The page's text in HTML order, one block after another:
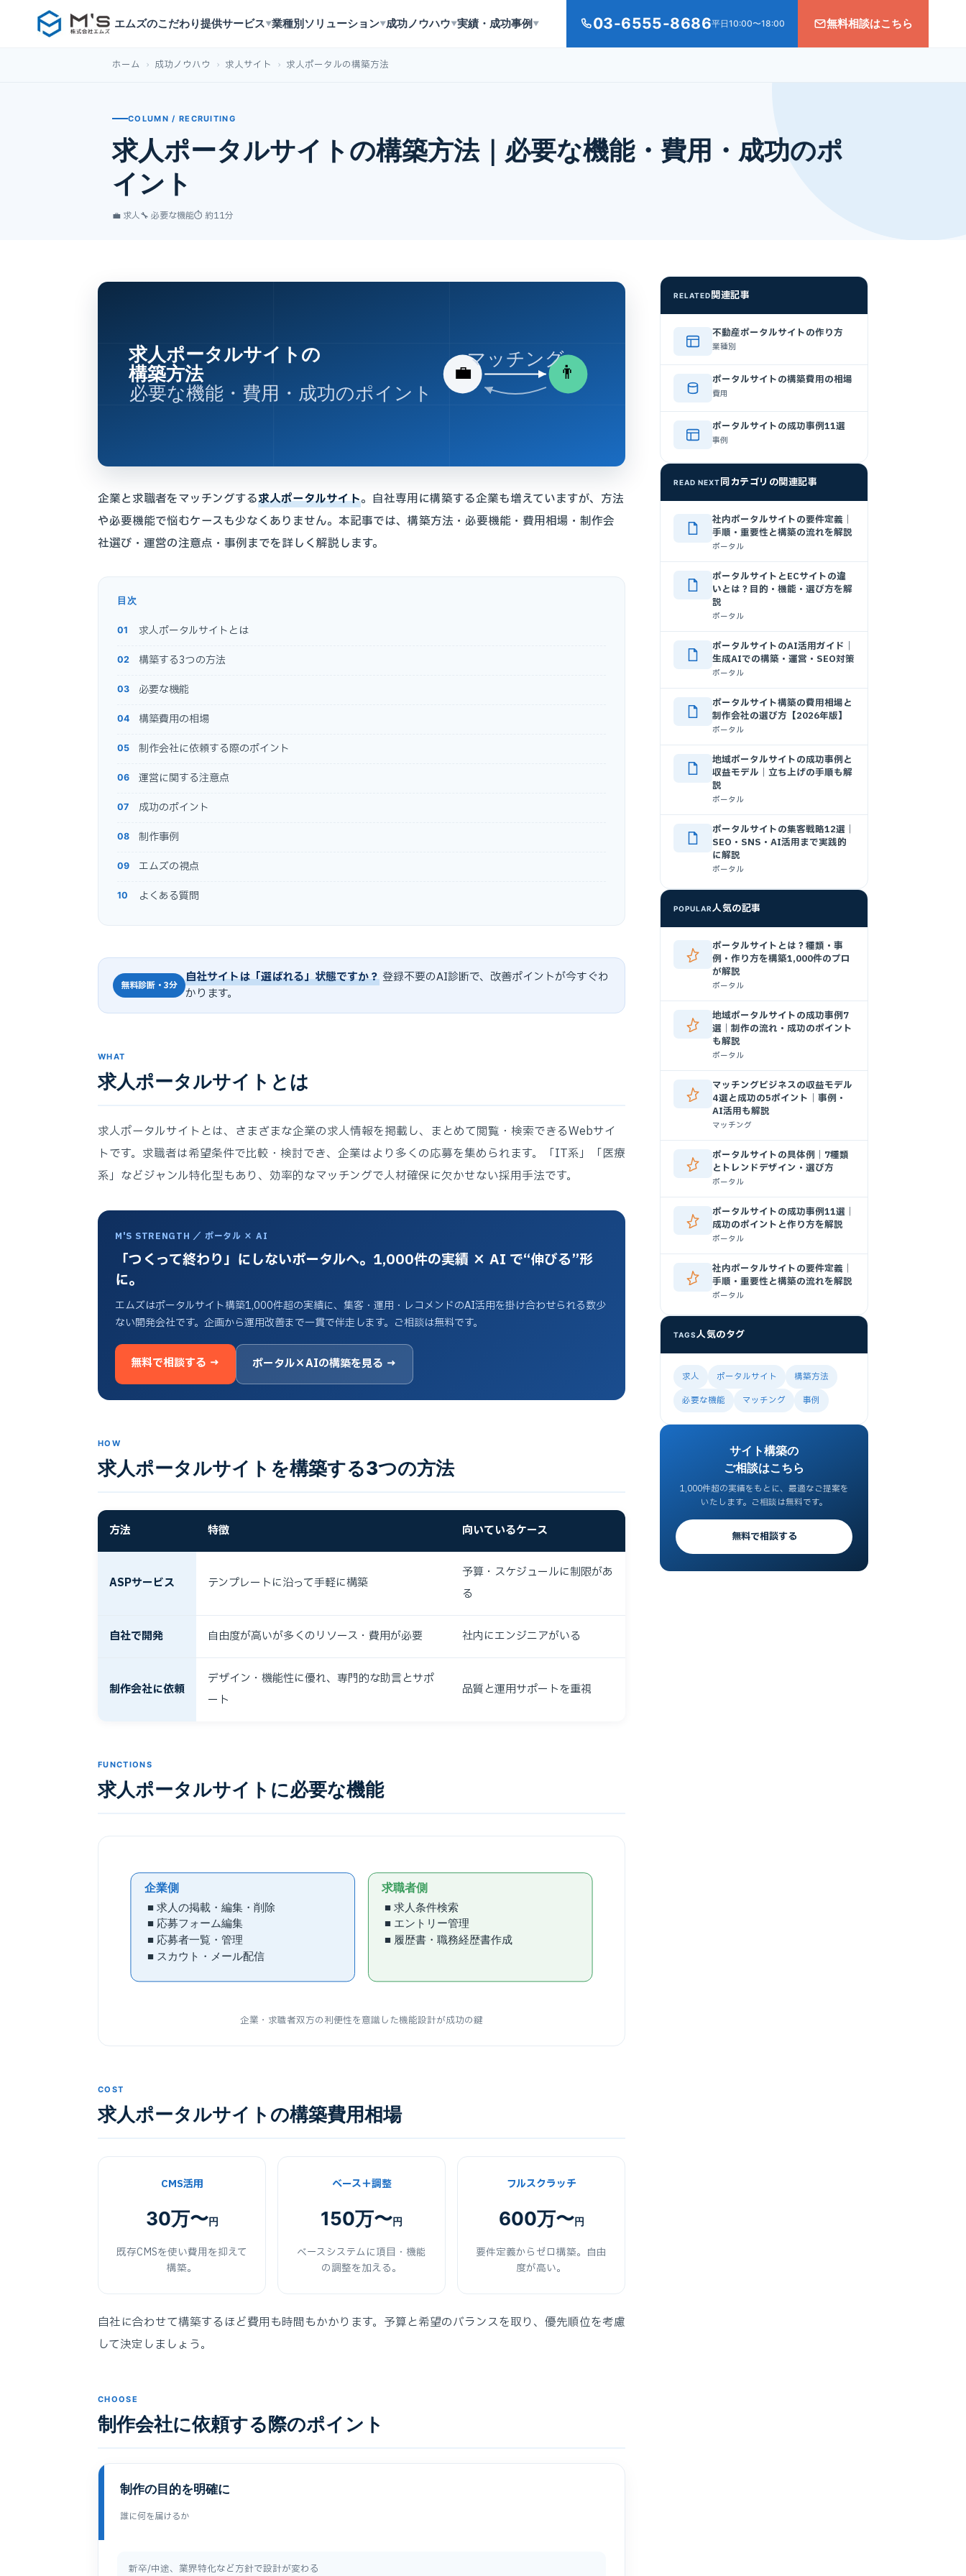
エムズのこだわり提供サービス▼業種別ソリューション▼成功ノウハウ▼実績・成功事例 ▼ 03-6555-8686平日10:00〜18:00 無料相談はこちら
ホーム › 成功ノウハウ › 求人サイト › 求人ポータルの構築方法
COLUMN / RECRUITING
求人ポータルサイトの構築方法｜必要な機能・費用・成功のポ
イント
💼 求人🔧 必要な機能⏱ 約11分
💼 👨
マッチング
求人ポータルサイトの
構築方法
必要な機能・費用・成功のポイント
企業と求職者をマッチングする求人ポータルサイト。自社専用に構築する企業も増えていますが、方法
や必要機能で悩むケースも少なくありません。本記事では、構築方法・必要機能・費用相場・制作会
社選び・運営の注意点・事例までを詳しく解説します。
目次
求人ポータルサイトとは
構築する3つの方法
必要な機能
構築費用の相場
制作会社に依頼する際のポイント
運営に関する注意点
成功のポイント
制作事例
エムズの視点
よくある質問
無料診断・3分 自社サイトは「選ばれる」状態ですか？登録不要のAI診断で、改善ポイントが今すぐわ
かります。
WHAT
求人ポータルサイトとは
求人ポータルサイトとは、さまざまな企業の求人情報を掲載し、まとめて閲覧・検索できるWebサイ
トです。求職者は希望条件で比較・検討でき、企業はより多くの応募を集められます。「IT系」「医療
系」などジャンル特化型もあり、効率的なマッチングで人材確保に欠かせない採用手法です。
M'S STRENGTH ／ ポータル × AI
「つくって終わり」にしないポータルへ。1,000件の実績 × AI で“伸びる”形
に。
エムズはポータルサイト構築1,000件超の実績に、集客・運用・レコメンドのAI活用を掛け合わせられる数少
ない開発会社です。企画から運用改善まで一貫で伴走します。ご相談は無料です。
無料で相談する → ポータル×AIの構築を見る →
HOW
求人ポータルサイトを構築する3つの方法
方法 特徴 向いているケース
ASPサービス テンプレートに沿って手軽に構築
予算・スケジュールに制限があ
る
自社で開発 自由度が高いが多くのリソース・費用が必要 社内にエンジニアがいる
制作会社に依頼
デザイン・機能性に優れ、専門的な助言とサポ
ート
品質と運用サポートを重視
FUNCTIONS
求人ポータルサイトに必要な機能
企業側
■ 求人の掲載・編集・削除
■ 応募フォーム編集
■ 応募者一覧・管理
■ スカウト・メール配信
求職者側
■ 求人条件検索
■ エントリー管理
■ 履歴書・職務経歴書作成
企業・求職者双方の利便性を意識した機能設計が成功の鍵
COST
求人ポータルサイトの構築費用相場
CMS活用
30万〜円
既存CMSを使い費用を抑えて
構築。
ベース＋調整
150万〜円
ベースシステムに項目・機能
の調整を加える。
フルスクラッチ
600万〜円
要件定義からゼロ構築。自由
度が高い。
自社に合わせて構築するほど費用も時間もかかります。予算と希望のバランスを取り、優先順位を考慮
して決定しましょう。
CHOOSE
制作会社に依頼する際のポイント
制作の目的を明確に
誰に何を届けるか
新卒/中途、業界特化など方針で設計が変わる
RELATED関連記事
不動産ポータルサイトの作り方
業種別
ポータルサイトの構築費用の相場
費用
ポータルサイトの成功事例11選
事例
READ NEXT同カテゴリの関連記事
社内ポータルサイトの要件定義｜
手順・重要性と構築の流れを解説
ポータル
ポータルサイトとECサイトの違
いとは？目的・機能・選び方を解
説
ポータル
ポータルサイトのAI活用ガイド｜
生成AIでの構築・運営・SEO対策
ポータル
ポータルサイト構築の費用相場と
制作会社の選び方【2026年版】
ポータル
地域ポータルサイトの成功事例と
収益モデル｜立ち上げの手順も解
説
ポータル
ポータルサイトの集客戦略12選｜
SEO・SNS・AI活用まで実践的
に解説
ポータル
POPULAR人気の記事
ポータルサイトとは？種類・事
例・作り方を構築1,000件のプロ
が解説
ポータル
地域ポータルサイトの成功事例7
選｜制作の流れ・成功のポイント
も解説
ポータル
マッチングビジネスの収益モデル
4選と成功の5ポイント｜事例・
AI活用も解説
マッチング
ポータルサイトの具体例｜7種類
とトレンドデザイン・選び方
ポータル
ポータルサイトの成功事例11選｜
成功のポイントと作り方を解説
ポータル
社内ポータルサイトの要件定義｜
手順・重要性と構築の流れを解説
ポータル
TAGS人気のタグ
求人 ポータルサイト
構築方法
必要な機能
マッチング 事例
サイト構築の
ご相談はこちら
1,000件超の実績をもとに、最適なご提案を
いたします。ご相談は無料です。
無料で相談する